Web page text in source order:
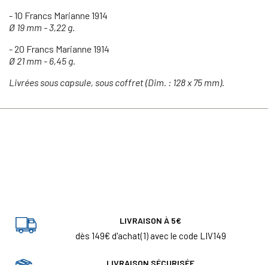
- 10 Francs Marianne 1914
Ø 19 mm - 3,22 g.
- 20 Francs Marianne 1914
Ø 21 mm - 6,45 g.
Livrées sous capsule, sous coffret (Dim. : 128 x 75 mm).
LIVRAISON À 5€
dès 149€ d'achat(1) avec le code LIV149